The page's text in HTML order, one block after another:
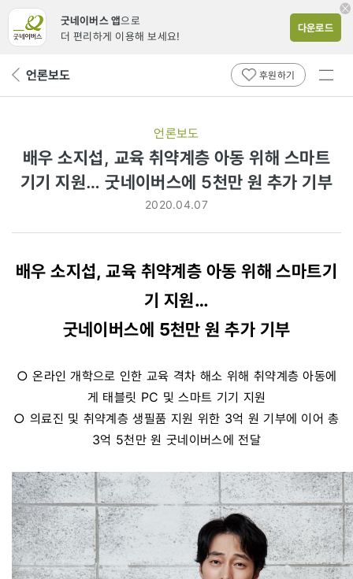
굿네이버스 앱으로
더 편리하게 이용해 보세요!
다운로드
뒤 언론보도 후원하기
전체
언론보도
배우 소지섭, 교육 취약계층 아동 위해 스마트
기기 지원… 굿네이버스에 5천만 원 추가 기부
2020.04.07
배우 소지섭, 교육 취약계층 아동 위해 스마트기
기 지원…
굿네이버스에 5천만 원 추가 기부
○ 온라인 개학으로 인한 교육 격차 해소 위해 취약계층 아동에
게 태블릿 PC 및 스마트 기기 지원
○ 의료진 및 취약계층 생필품 지원 위한 3억 원 기부에 이어 총
3억 5천만 원 굿네이버스에 전달